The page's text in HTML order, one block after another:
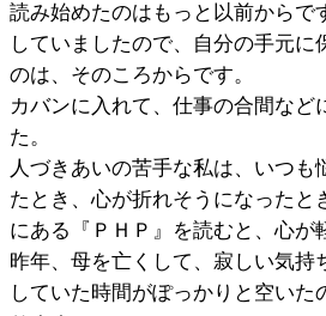
読み始めたのはもっと以前からで
していましたので、自分の手元に
のは、そのころからです。
カバンに入れて、仕事の合間など
た。
人づきあいの苦手な私は、いつも
たとき、心が折れそうになったと
にある『ＰＨＰ』を読むと、心が
昨年、母を亡くして、寂しい気持
していた時間がぽっかりと空いた